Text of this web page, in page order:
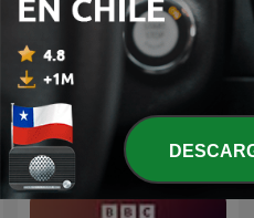
Libros para
Emprendedores
Más podcasts